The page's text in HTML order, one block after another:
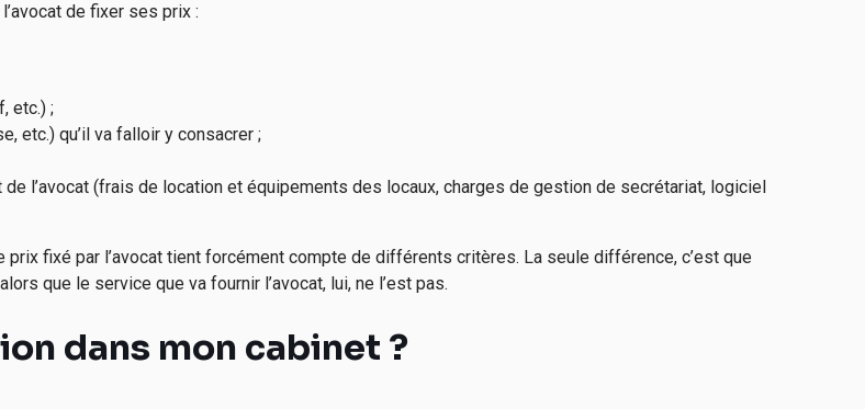
de fixer ses prix :
etc.) ;
etc.) qu’il va falloir y consacrer ;
l’avocat (frais de location et équipements des locaux, charges de gestion de secrétariat, logiciel
prix fixé par l’avocat tient forcément compte de différents critères. La seule différence, c’est que
que le service que va fournir l’avocat, lui, ne l’est pas.
dans mon cabinet ?